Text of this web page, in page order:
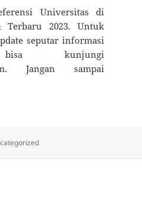
Universitas di
2023. Untuk
seputar informasi
kunjungi
Jangan sampai